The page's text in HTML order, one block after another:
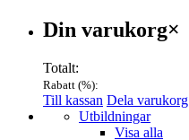
Varukorg
Din varukorg×
Totalt:
Rabatt (%):
Till kassan Dela varukorg
Menu Utbildningar
Visa alla